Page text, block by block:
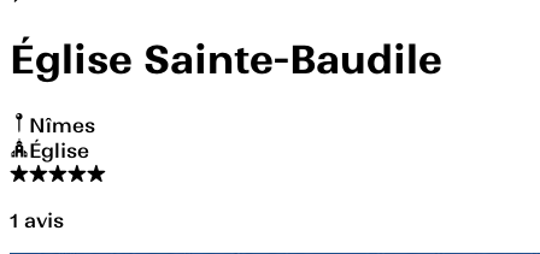
Église Sainte-Baudile
Nîmes
Église
1 avis